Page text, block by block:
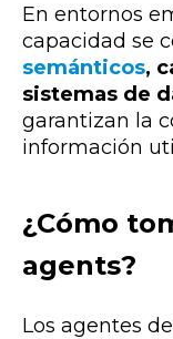
En entornos
capacidad se
semánticos,
sistemas de
garantizan la
información
¿Cómo
agents?
Los agentes